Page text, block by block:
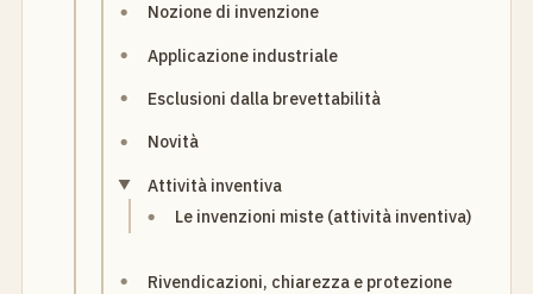
Nozione di invenzione
Applicazione industriale
Esclusioni dalla brevettabilità
Novità
Attività inventiva
Le invenzioni miste (attività inventiva)
Rivendicazioni, chiarezza e protezione